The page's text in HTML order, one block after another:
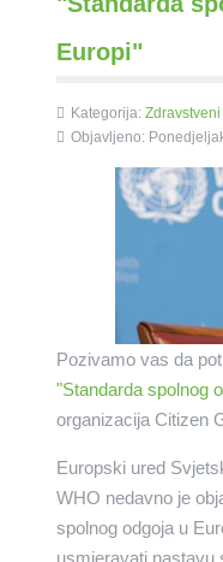
Europi"
Kategorija:
Objavljeno:
Pozivamo vas da
"Standarda spolnog
organizacija Citizen
Europski ured
WHO nedavno je
spolnog odgoja u
usmjeravati nastavu